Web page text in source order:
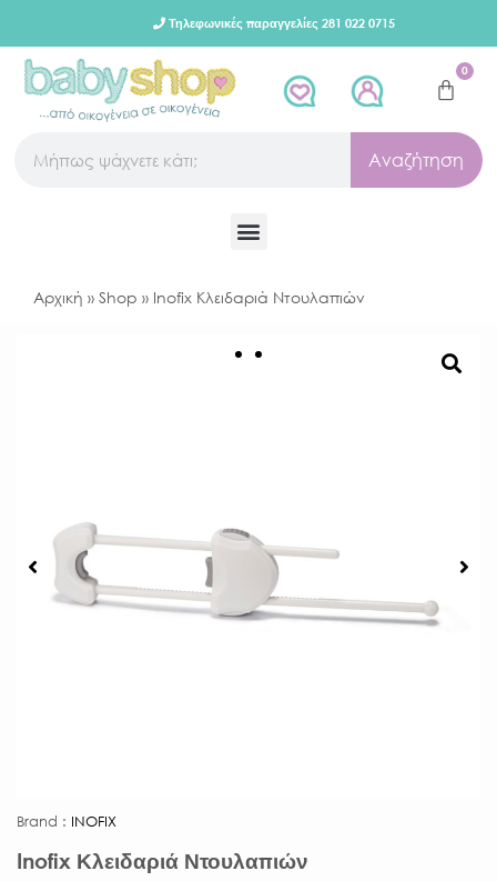
Τηλεφωνικές παραγγελίες 281 022 0715
0
Αναζήτηση
Αρχική » Shop » Inofix Κλειδαριά Ντουλαπιών
Brand : INOFIX
Inofix Κλειδαριά Ντουλαπιών